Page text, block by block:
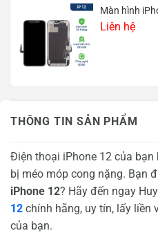
THÔNG TIN SẢN PHẨM
Điện thoại iPhone 12 của
bị méo móp cong nặng. Bạn
iPhone 12? Hãy đến ngay
12 chính hãng, uy tín, lấy liền
của bạn.
Màn hình
Liên hệ